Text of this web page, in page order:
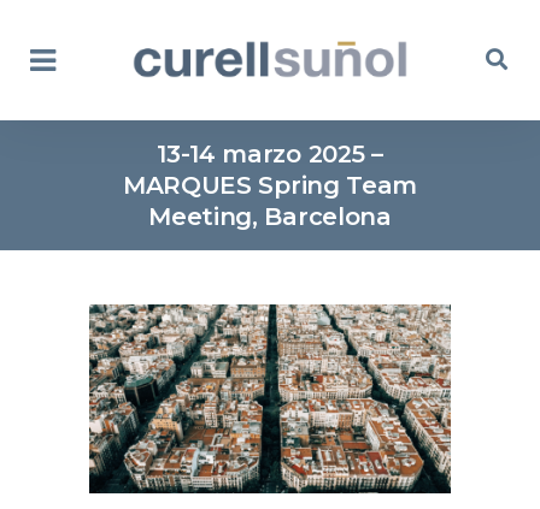
13-14 marzo 2025 –
MARQUES Spring Team
Meeting, Barcelona